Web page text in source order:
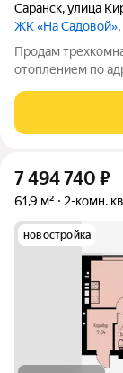
Саранск,улица
ЖК «На Садовой»
Продам
отоплением по
дизайнерскому
Комнаты
7 494 740 ₽
61,9 м² 2-комн.
новостройка